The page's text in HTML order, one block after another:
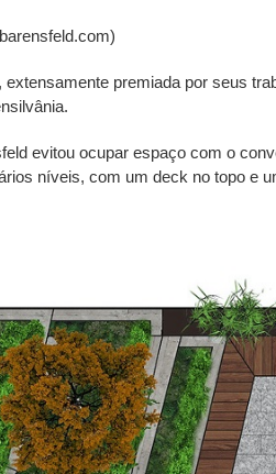
premiada por seus
evitou ocupar espaço com o
níveis, com um deck no topo e